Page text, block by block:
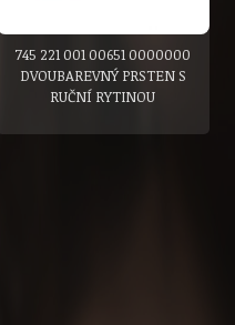
745 221 001 00651 0000000
DVOUBAREVNÝ PRSTEN S
RUČNÍ RYTINOU